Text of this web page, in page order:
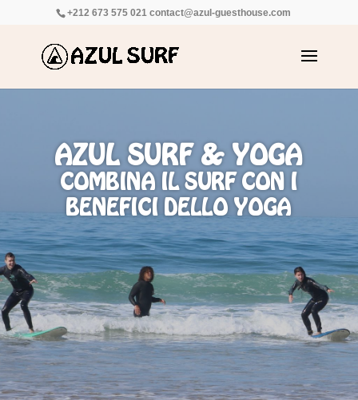
+212 673 575 021 contact@azul-guesthouse.com
AZUL SURF & YOGA
COMBINA IL SURF CON I
BENEFICI DELLO YOGA